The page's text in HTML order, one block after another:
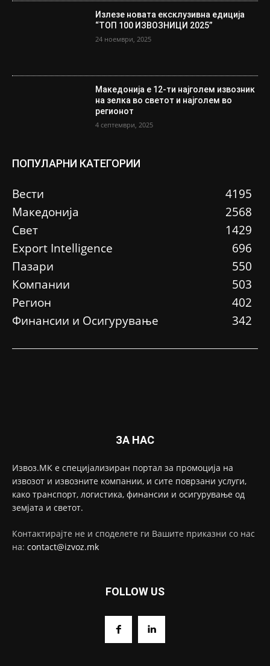
Излезе новата ексклузивна едиција
“ТОП 100 ИЗВОЗНИЦИ 2025”
24 ноември, 2025
Македонија е 12-ти најголем извозник
на зелка во светот и најголем во
регионот
4 септември, 2025
ПОПУЛАРНИ КАТЕГОРИИ
Вести
4195
Македонија
2568
Свет
1429
Еxport Intelligence
696
Пазари
550
Компании
503
Регион
402
Финансии и Осигурување
342
ЗА НАС
Извоз.МК е специјализиран портал за промоција на
извозот и извозните компании, и сите поврзани услуги,
како транспорт, логистика, финансии и осигурување од
земјата и светот.
Контактирајте не и споделете ги Вашите приказни со нас
на: contact@izvoz.mk
FOLLOW US